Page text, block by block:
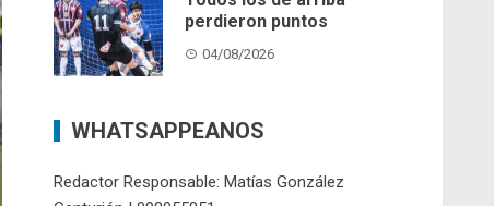
perdieron puntos
04/08/2026
WHATSAPPEANOS
Redactor Responsable: Matías González